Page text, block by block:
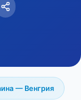
— Венгрия